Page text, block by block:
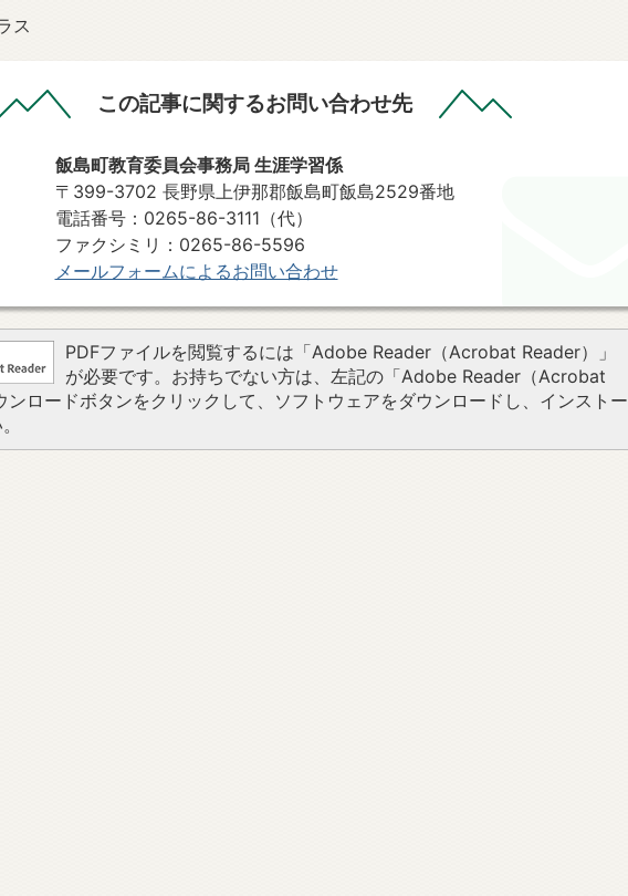
ス
この記事に関するお問い合わせ先
飯島町教育委員会事務局 生涯学習係
〒399-3702 長野県上伊那郡飯島町飯島2529番地
電話番号：0265-86-3111（代）
ファクシミリ：0265-86-5596
メールフォームによるお問い合わせ
PDFファイルを閲覧するには「Adobe Reader（Acrobat Reader）」
が必要です。お持ちでない方は、左記の「Adobe Reader（Acrobat
ンロードボタンをクリックして、ソフトウェアをダウンロードし、インストー